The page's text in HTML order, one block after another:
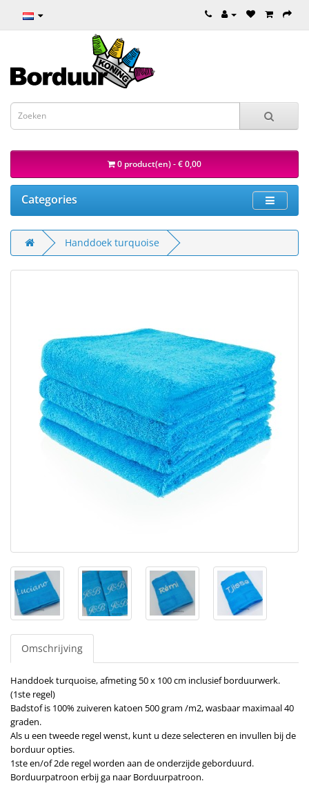
0 product(en) - € 0,00
Categories
Handdoek turquoise
Omschrijving
Handdoek turquoise, afmeting 50 x 100 cm inclusief borduurwerk.
(1ste regel)
Badstof is 100% zuiveren katoen 500 gram /m2, wasbaar maximaal 40
graden.
Als u een tweede regel wenst, kunt u deze selecteren en invullen bij de
borduur opties.
1ste en/of 2de regel worden aan de onderzijde geborduurd.
Borduurpatroon erbij ga naar Borduurpatroon.